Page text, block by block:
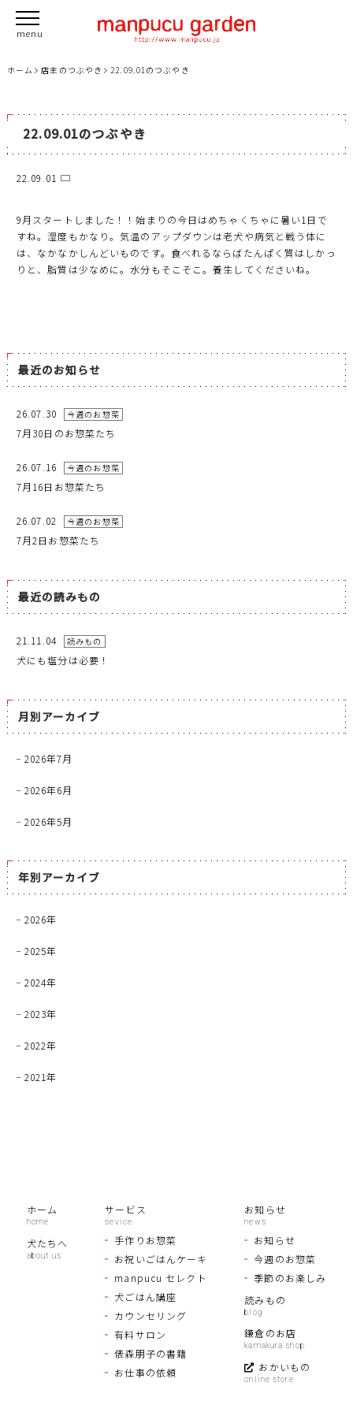
ホーム 店主のつぶやき 22.09.01のつぶやき
22.09.01のつぶやき
22.09.01
9月スタートしました！！始まりの今日はめちゃくちゃに暑い1日で
すね。湿度もかなり。気温のアップダウンは老犬や病気と戦う体に
は、なかなかしんどいものです。食べれるならばたんぱく質はしかっ
りと、脂質は少なめに。水分もそこそこ。養生してくださいね。
最近のお知らせ
26.07.30 今週のお惣菜
7月30日のお惣菜たち
26.07.16 今週のお惣菜
7月16日お惣菜たち
26.07.02 今週のお惣菜
7月2日お惣菜たち
最近の読みもの
21.11.04 読みもの
犬にも塩分は必要！
月別アーカイブ
2026年7月
2026年6月
2026年5月
年別アーカイブ
2026年
2025年
2024年
2023年
2022年
2021年
ホーム
犬たちへ
サービス
手作りお惣菜
お祝いごはんケーキ
manpucu セレクト
犬ごはん講座
カウンセリング
有料サロン
俵森朋子の書籍
お仕事の依頼
お知らせ
お知らせ
今週のお惣菜
季節のお楽しみ
読みもの
鎌倉のお店
おかいもの